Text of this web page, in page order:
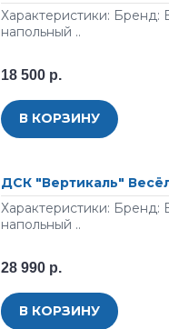
Характеристики: Бренд:
напольный ..
18 500 р.
В КОРЗИНУ
ДСК "Вертикаль"
Характеристики: Бренд:
напольный ..
28 990 р.
В КОРЗИНУ